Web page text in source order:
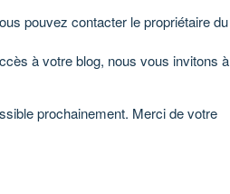
pouvez contacter le propriétaire du
à votre blog, nous vous invitons à
prochainement. Merci de votre